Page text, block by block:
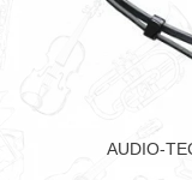
AUDIO-